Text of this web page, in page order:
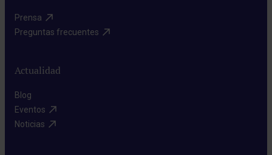
Prensa​
Preguntas frecuentes​
Actualidad
Blog​
Eventos​
Noticias​